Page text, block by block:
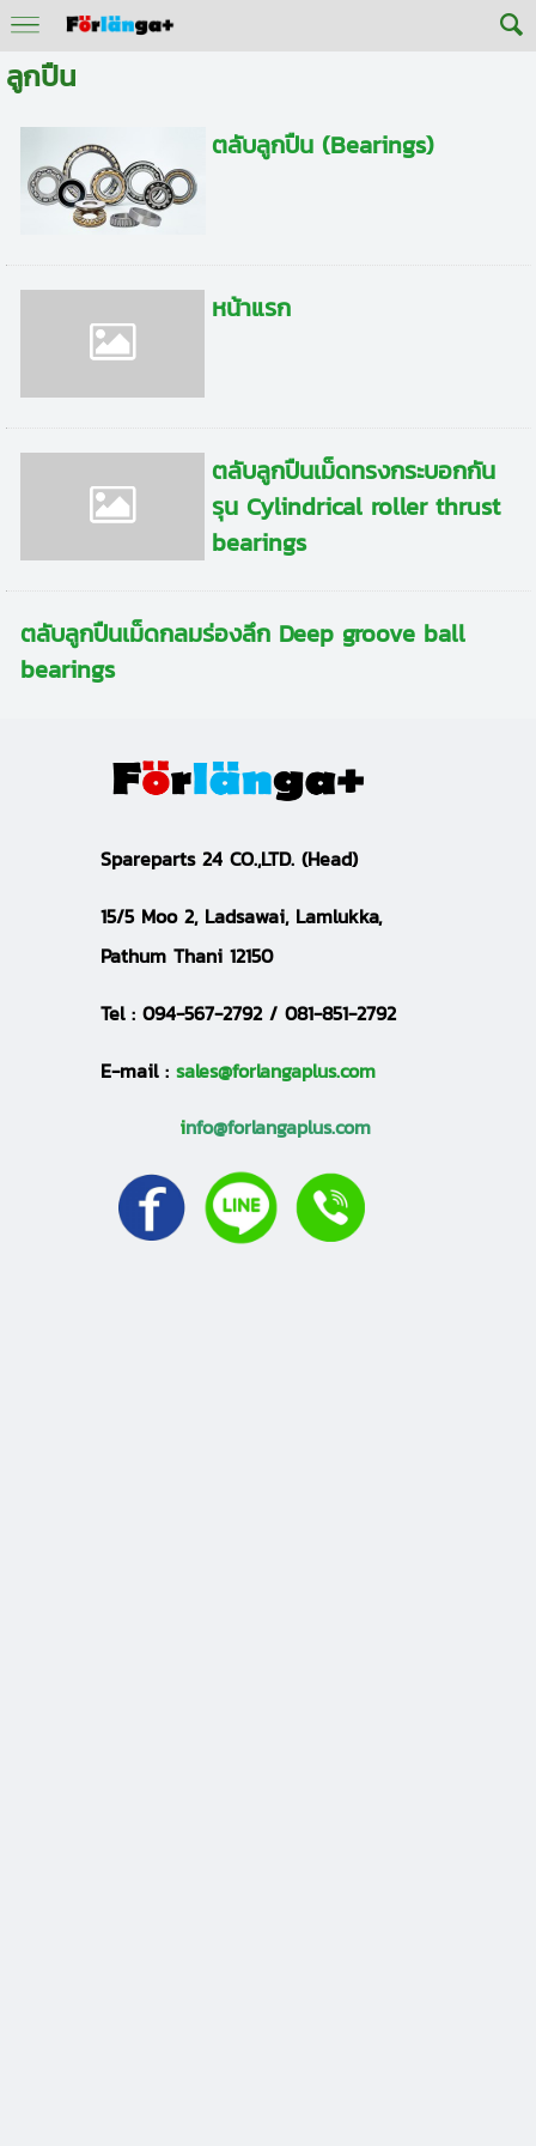
ลูกปืน
ตลับลูกปืน (Bearings)
หน้าแรก
ตลับลูกปืนเม็ดทรงกระบอกกัน
รุน Cylindrical roller thrust
bearings
ตลับลูกปืนเม็ดกลมร่องลึก Deep groove ball
bearings
Spareparts 24 CO.,LTD. (Head)
15/5 Moo 2, Ladsawai, Lamlukka,
Pathum Thani 12150
Tel : 094-567-2792 / 081-851-2792
E-mail : sales@forlangaplus.com
info@forlangaplus.com